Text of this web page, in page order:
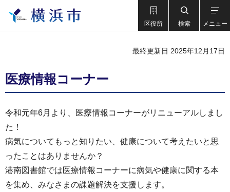
区役所 検索 メニュー
最終更新日 2025年12月17日
医療情報コーナー
令和元年6月より、医療情報コーナーがリニューアルしまし
た！
病気についてもっと知りたい、健康について考えたいと思
ったことはありませんか？
港南図書館では医療情報コーナーに病気や健康に関する本
を集め、みなさまの課題解決を支援します。